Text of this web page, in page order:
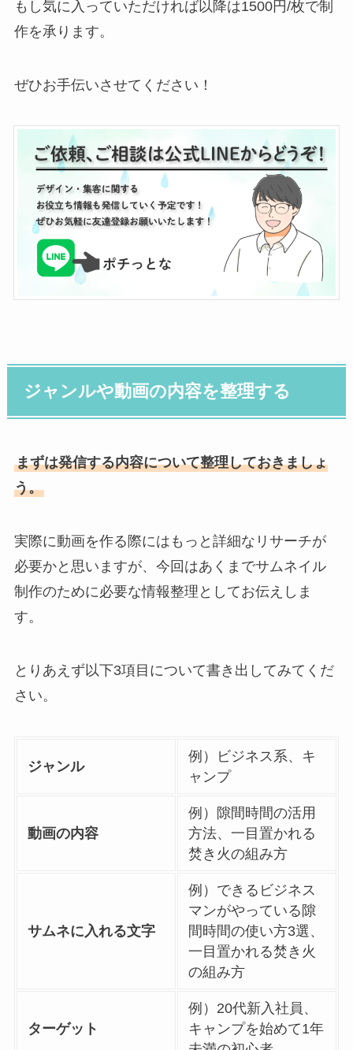
もし気に入っていただければ以降は1500円/枚で制
作を承ります。
ぜひお手伝いさせてください！
ジャンルや動画の内容を整理する
まずは発信する内容について整理しておきましょ
う。
実際に動画を作る際にはもっと詳細なリサーチが
必要かと思いますが、今回はあくまでサムネイル
制作のために必要な情報整理としてお伝えしま
す。
とりあえず以下3項目について書き出してみてくだ
さい。
ジャンル
例）ビジネス系、キ
ャンプ
動画の内容
例）隙間時間の活用
方法、一目置かれる
焚き火の組み方
サムネに入れる文字
例）できるビジネス
マンがやっている隙
間時間の使い方3選、
一目置かれる焚き火
の組み方
ターゲット
例）20代新入社員、
キャンプを始めて1年